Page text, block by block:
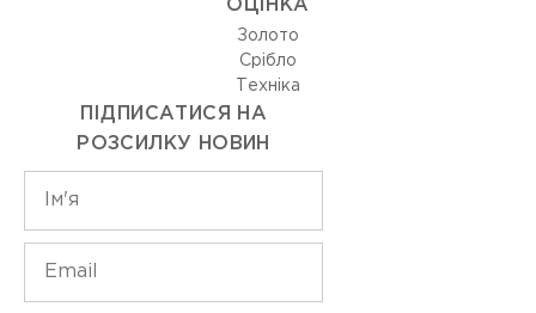
ОЦIНКА
Золото
Срiбло
Технiка
ПІДПИСАТИСЯ НА
РОЗСИЛКУ НОВИН